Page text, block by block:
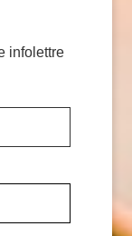
infolettre